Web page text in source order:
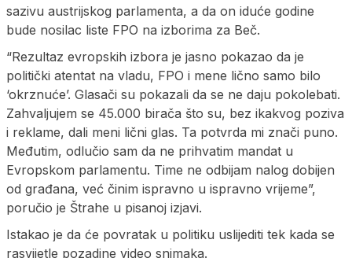
sazivu austrijskog parlamenta, a da on iduće godine
bude nosilac liste FPO na izborima za Beč.
“Rezultaz evropskih izbora je jasno pokazao da je
politički atentat na vladu, FPO i mene lično samo bilo
‘okrznuće’. Glasači su pokazali da se ne daju pokolebati.
Zahvaljujem se 45.000 birača što su, bez ikakvog poziva
i reklame, dali meni lični glas. Ta potvrda mi znači puno.
Međutim, odlučio sam da ne prihvatim mandat u
Evropskom parlamentu. Time ne odbijam nalog dobijen
od građana, već činim ispravno u ispravno vrijeme”,
poručio je Štrahe u pisanoj izjavi.
Istakao je da će povratak u politiku uslijediti tek kada se
rasvijetle pozadine video snimaka.